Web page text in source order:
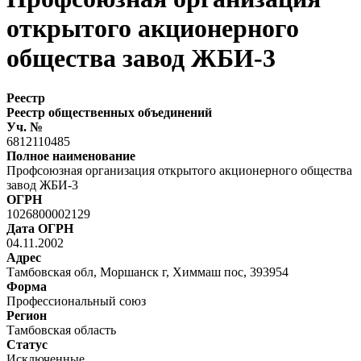
открытого акционерного
общества завод ЖБИ-3
Реестр
Реестр общественных объединений
Уч. №
6812110485
Полное наименование
Профсоюзная организация открытого акционерного общества
завод ЖБИ-3
ОГРН
1026800002129
Дата ОГРН
04.11.2002
Адрес
Тамбовская обл, Моршанск г, Химмаш пос, 393954
Форма
Профессиональный союз
Регион
Тамбовская область
Статус